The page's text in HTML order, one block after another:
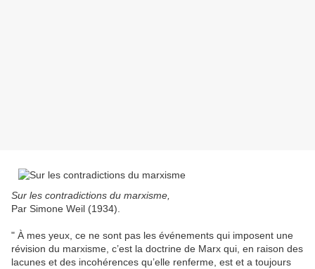
Sur les contradictions du marxisme,
Par Simone Weil (1934).
" À mes yeux, ce ne sont pas les événements qui imposent une
révision du marxisme, c’est la doctrine de Marx qui, en raison des
lacunes et des incohérences qu’elle renferme, est et a toujours